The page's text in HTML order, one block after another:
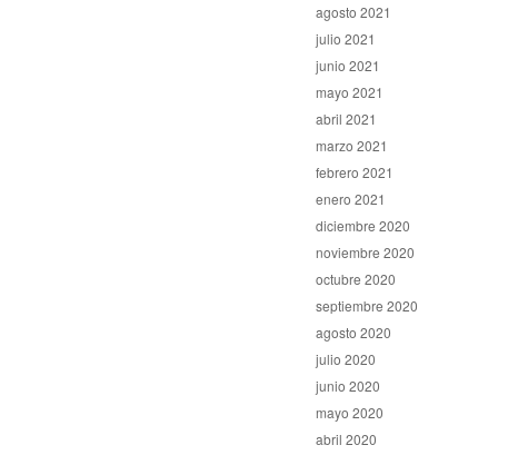
agosto 2021
julio 2021
junio 2021
mayo 2021
abril 2021
marzo 2021
febrero 2021
enero 2021
diciembre 2020
noviembre 2020
octubre 2020
septiembre 2020
agosto 2020
julio 2020
junio 2020
mayo 2020
abril 2020